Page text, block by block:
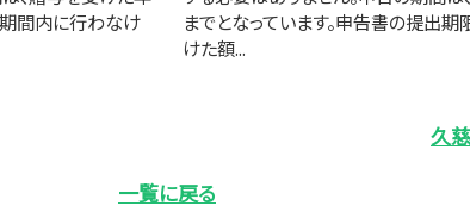
期間内に行わなけ
までとなっています。申告書の提出
けた額...
久
一覧に戻る